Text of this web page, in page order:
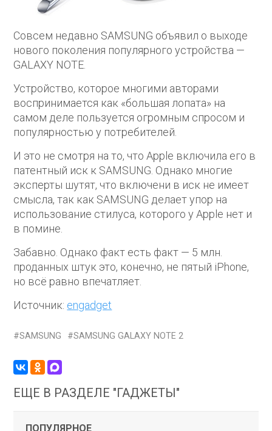
Совсем недавно SAMSUNG объявил о выходе
нового поколения популярного устройства —
GALAXY NOTE.
Устройство, которое многими авторами
воспринимается как «большая лопата» на
самом деле пользуется огромным спросом и
популярностью у потребителей.
И это не смотря на то, что Apple включила его в
патентный иск к SAMSUNG. Однако многие
эксперты шутят, что включени в иск не имеет
смысла, так как SAMSUNG делает упор на
использование стилуса, которого у Apple нет и
в помине.
Забавно. Однако факт есть факт — 5 млн.
проданных штук это, конечно, не пятый iPhone,
но всё равно впечатляет.
Источник: engadget
SAMSUNG SAMSUNG GALAXY NOTE 2
ЕЩЕ В РАЗДЕЛЕ "ГАДЖЕТЫ"
ПОПУЛЯРНОЕ